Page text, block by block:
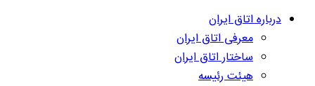
درباره اتاق ایران
معرفی اتاق ایران
ساختار اتاق ایران
هیئت رئیسه